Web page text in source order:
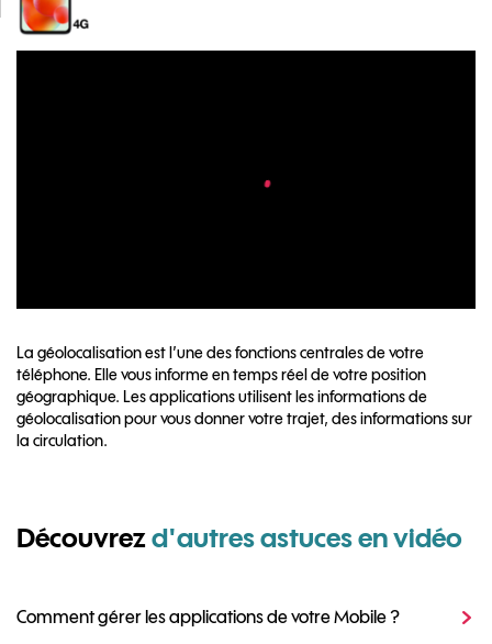
La géolocalisation est l’une des fonctions centrales de votre
téléphone. Elle vous informe en temps réel de votre position
géographique. Les applications utilisent les informations de
géolocalisation pour vous donner votre trajet, des informations sur
la circulation.
Découvrezd'autres astuces en vidéo
Comment gérer les applications de votre Mobile ?